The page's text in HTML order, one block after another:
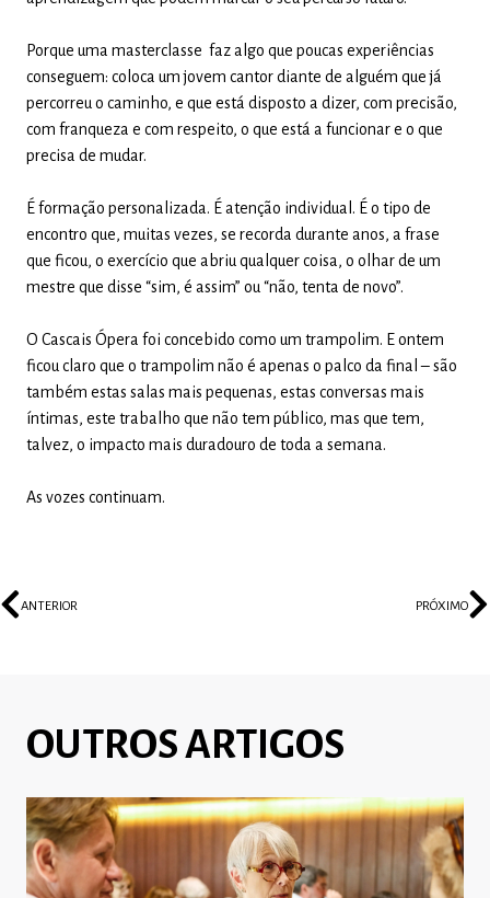
Porque uma masterclasse faz algo que poucas experiências
conseguem: coloca um jovem cantor diante de alguém que já
percorreu o caminho, e que está disposto a dizer, com precisão,
com franqueza e com respeito, o que está a funcionar e o que
precisa de mudar.
É formação personalizada. É atenção individual. É o tipo de
encontro que, muitas vezes, se recorda durante anos, a frase
que ficou, o exercício que abriu qualquer coisa, o olhar de um
mestre que disse “sim, é assim” ou “não, tenta de novo”.
O Cascais Ópera foi concebido como um trampolim. E ontem
ficou claro que o trampolim não é apenas o palco da final – são
também estas salas mais pequenas, estas conversas mais
íntimas, este trabalho que não tem público, mas que tem,
talvez, o impacto mais duradouro de toda a semana.
As vozes continuam.
ANTERIOR PRÓXIMO
OUTROS ARTIGOS